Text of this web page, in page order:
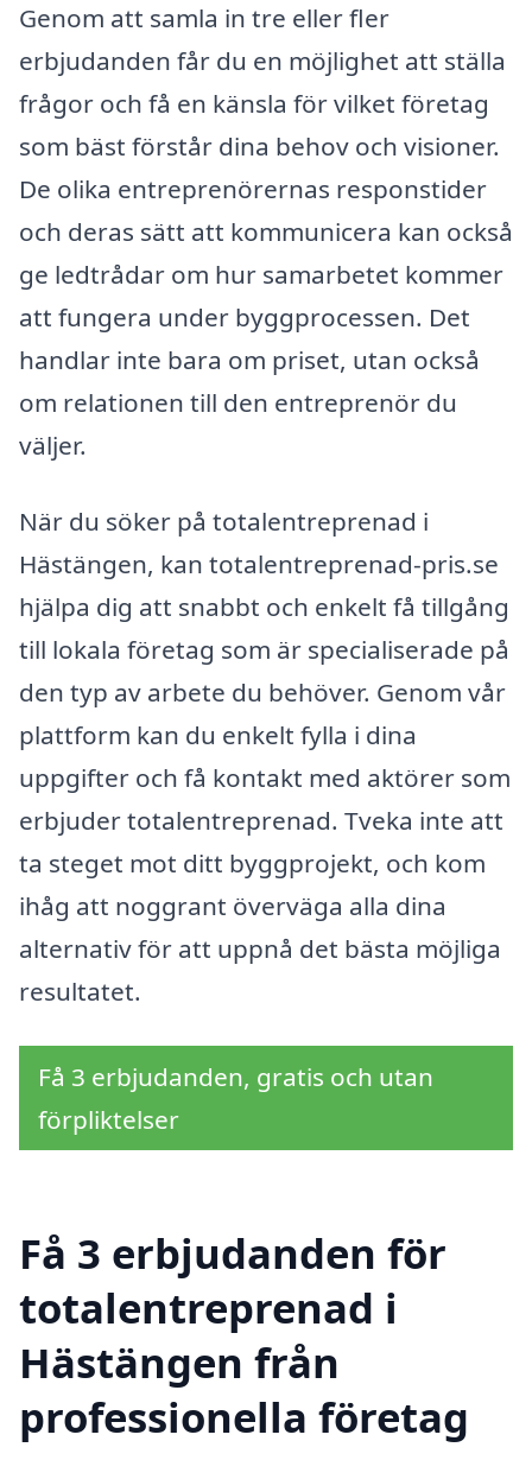
Genom att samla in tre eller fler
erbjudanden får du en möjlighet att ställa
frågor och få en känsla för vilket företag
som bäst förstår dina behov och visioner.
De olika entreprenörernas responstider
och deras sätt att kommunicera kan också
ge ledtrådar om hur samarbetet kommer
att fungera under byggprocessen. Det
handlar inte bara om priset, utan också
om relationen till den entreprenör du
väljer.
När du söker på totalentreprenad i
Hästängen, kan totalentreprenad-pris.se
hjälpa dig att snabbt och enkelt få tillgång
till lokala företag som är specialiserade på
den typ av arbete du behöver. Genom vår
plattform kan du enkelt fylla i dina
uppgifter och få kontakt med aktörer som
erbjuder totalentreprenad. Tveka inte att
ta steget mot ditt byggprojekt, och kom
ihåg att noggrant överväga alla dina
alternativ för att uppnå det bästa möjliga
resultatet.
Få 3 erbjudanden, gratis och utan
förpliktelser
Få 3 erbjudanden för
totalentreprenad i
Hästängen från
professionella företag